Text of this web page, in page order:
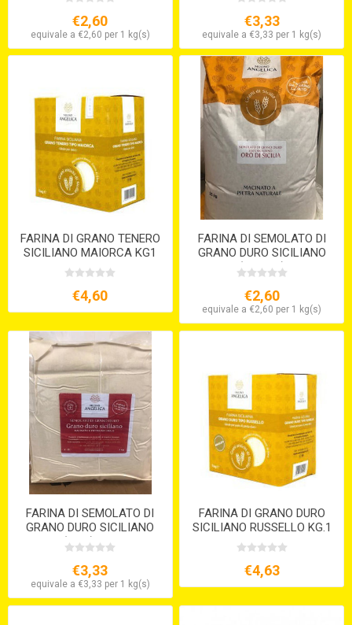
€2,60
equivale a €2,60 per 1 kg(s)
€3,33
equivale a €3,33 per 1 kg(s)
FARINA DI GRANO TENERO
SICILIANO MAIORCA KG1
€4,60
FARINA DI SEMOLATO DI
GRANO DURO SICILIANO
(KG.12,5)
€2,60
equivale a €2,60 per 1 kg(s)
FARINA DI SEMOLATO DI
GRANO DURO SICILIANO
(KG.5) S/V
€3,33
equivale a €3,33 per 1 kg(s)
FARINA DI GRANO DURO
SICILIANO RUSSELLO KG.1
S/V
€4,63